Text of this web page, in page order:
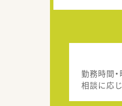
勤務時間
相談に応